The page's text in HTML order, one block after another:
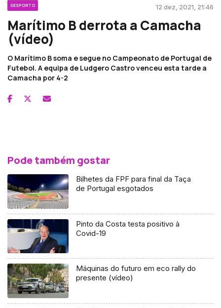
DESPORTO 12 dez, 2021, 21:46
Marítimo B derrota a Camacha
(vídeo)
O Marítimo B soma e segue no Campeonato de Portugal de
Futebol. A equipa de Ludgero Castro venceu esta tarde a
Camacha por 4-2
Pode também gostar
Bilhetes da FPF para final da Taça
de Portugal esgotados
Pinto da Costa testa positivo à
Covid-19
Máquinas do futuro em eco rally do
presente (vídeo)